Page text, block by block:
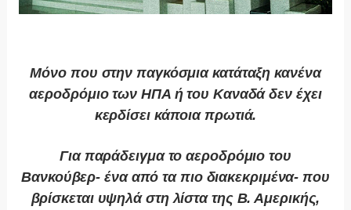
Μόνο που στην παγκόσμια κατάταξη κανένα
αεροδρόμιο των ΗΠΑ ή του Καναδά δεν έχει
κερδίσει κάποια πρωτιά.
Για παράδειγμα το αεροδρόμιο του
Βανκούβερ- ένα από τα πιο διακεκριμένα- που
βρίσκεται υψηλά στη λίστα της Β. Αμερικής,